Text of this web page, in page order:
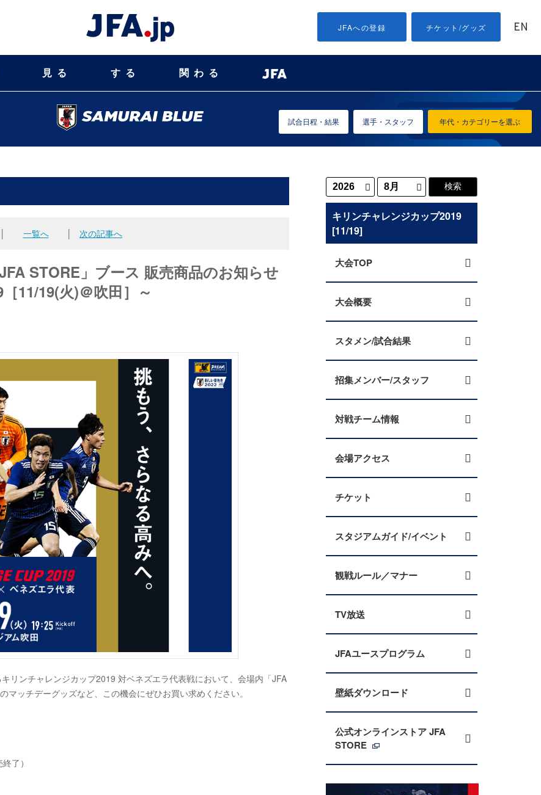
JFAへの登録 チケット/グッズ EN
見る する 関わる
年代・カテゴリーを選ぶ
試合日程・結果 選手・スタッフ
一覧へ 次の記事へ
STORE」ブース 販売商品のお知らせ
11/19(火)＠吹田］～
リンチャレンジカップ2019 対ベネズエラ代表戦において、会場内「JFA
ッチデーグッズなど、この機会にぜひお買い求めください。
了）
キリンチャレンジカップ2019
[11/19]
大会TOP
大会概要
スタメン/試合結果
招集メンバー/スタッフ
対戦チーム情報
会場アクセス
チケット
スタジアムガイド/イベント
観戦ルール／マナー
TV放送
JFAユースプログラム
壁紙ダウンロード
公式オンラインストア JFA
STORE